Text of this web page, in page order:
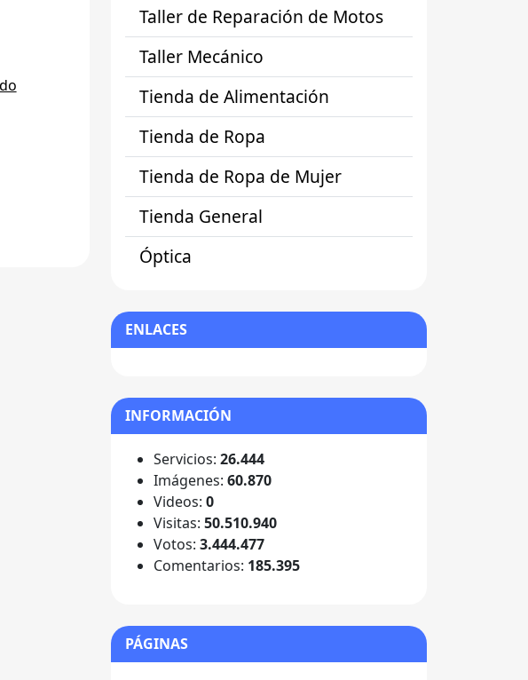
Taller de Reparación de Motos
Taller Mecánico
Tienda de Alimentación
Tienda de Ropa
Tienda de Ropa de Mujer
Tienda General
Óptica
ENLACES
INFORMACIÓN
Servicios: 26.444
Imágenes: 60.870
Videos: 0
Visitas: 50.510.940
Votos: 3.444.477
Comentarios: 185.395
PÁGINAS